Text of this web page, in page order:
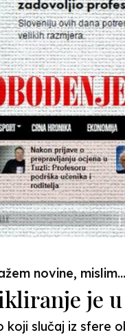
novine, mislim...
je
koji slučaj iz sfere